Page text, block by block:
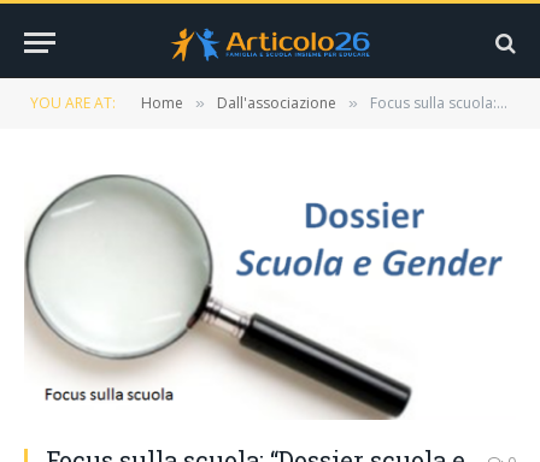
YOU ARE AT: Home » Dall'associazione » Focus sulla scuola: “Dossier scuola e gender”